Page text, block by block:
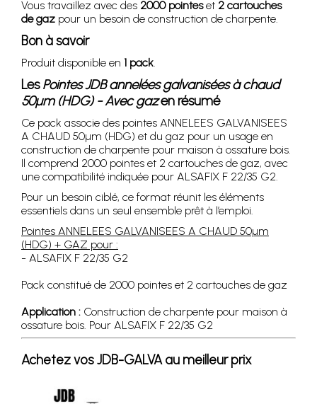
Vous travaillez avec des 2000 pointeset 2 cartouches
de gaz pour un besoin de construction de charpente.
Bon à savoir
Produit disponible en 1 pack
LesPointes JDB annelées galvanisées à chaud
50µm (HDG) - Avec gazen résumé
Ce pack associe des pointes ANNELEES GALVANISEES
A CHAUD 50µm (HDG) et du gaz pour un usage en
construction de charpente pour maison à ossature bois.
Il comprend 2000 pointes et 2 cartouches de gaz, avec
une compatibilité indiquée pour ALSAFIX F 22/35 G2.
Pour un besoin ciblé, ce format réunit les éléments
essentiels dans un seul ensemble prêt à l’emploi.
Pointes ANNELEES GALVANISEES A CHAUD 50µm
(HDG) + GAZ pour :
- ALSAFIX F 22/35 G2
Pack constitué de 2000 pointes et 2 cartouches de gaz
Application : Construction de charpente pour maison à
ossature bois. Pour ALSAFIX F 22/35 G2
Achetez vos JDB-GALVA au meilleur prix